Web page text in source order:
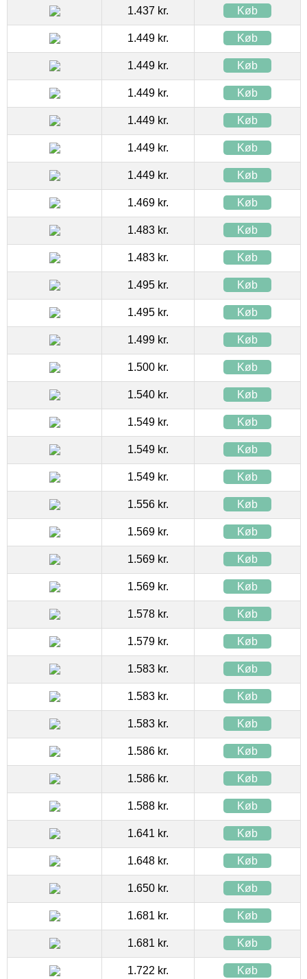
1.437 kr. Køb
1.449 kr. Køb
1.449 kr. Køb
1.449 kr. Køb
1.449 kr. Køb
1.449 kr. Køb
1.449 kr. Køb
1.469 kr. Køb
1.483 kr. Køb
1.483 kr. Køb
1.495 kr. Køb
1.495 kr. Køb
1.499 kr. Køb
1.500 kr. Køb
1.540 kr. Køb
1.549 kr. Køb
1.549 kr. Køb
1.549 kr. Køb
1.556 kr. Køb
1.569 kr. Køb
1.569 kr. Køb
1.569 kr. Køb
1.578 kr. Køb
1.579 kr. Køb
1.583 kr. Køb
1.583 kr. Køb
1.583 kr. Køb
1.586 kr. Køb
1.586 kr. Køb
1.588 kr. Køb
1.641 kr. Køb
1.648 kr. Køb
1.650 kr. Køb
1.681 kr. Køb
1.681 kr. Køb
1.722 kr. Køb